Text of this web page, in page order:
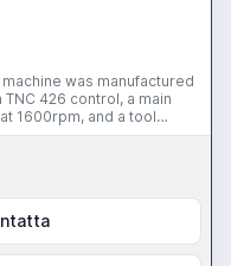
was manufactured
426 control, a main
1600rpm, and a tool
includes an electric tool
Ideal for precision milling,
for sale. A lot of
us for further details